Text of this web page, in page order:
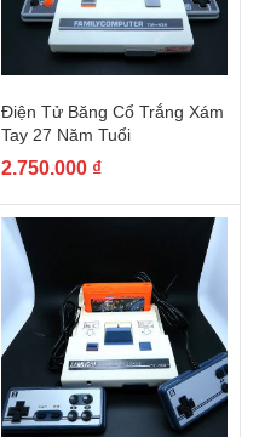
Điện Tử Băng Cổ Trắng Xám
Tay 27 Năm Tuổi
2.750.000 ₫